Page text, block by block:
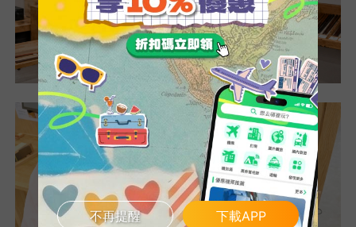
不再提醒 下載APP